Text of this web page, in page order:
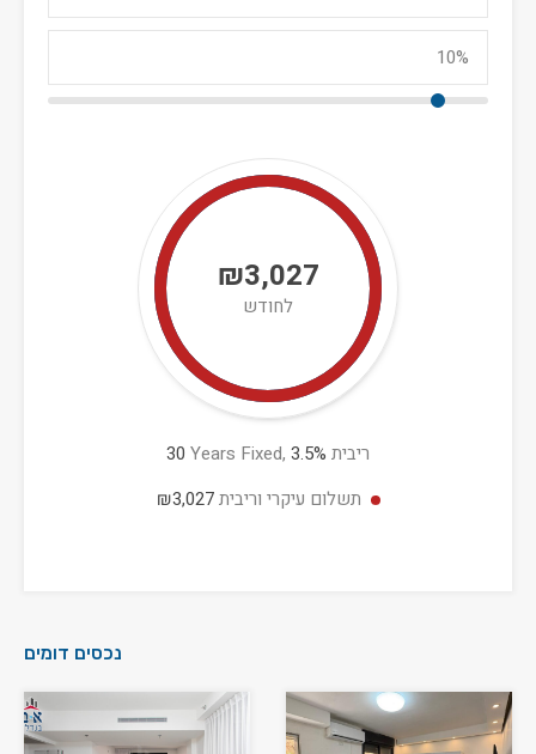
₪3,027
לחודש
30 Years Fixed, 3.5% ריבית
תשלום עיקרי וריבית₪3,027
נכסים דומים